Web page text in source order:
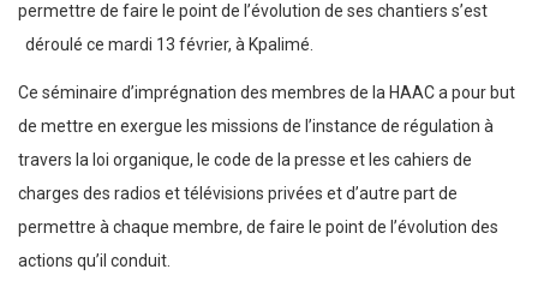
permettre de faire le point de l’évolution de ses chantiers s’est
déroulé ce mardi 13 février, à Kpalimé.
Ce séminaire d’imprégnation des membres de la HAAC a pour but
de mettre en exergue les missions de l’instance de régulation à
travers la loi organique, le code de la presse et les cahiers de
charges des radios et télévisions privées et d’autre part de
permettre à chaque membre, de faire le point de l’évolution des
actions qu’il conduit.